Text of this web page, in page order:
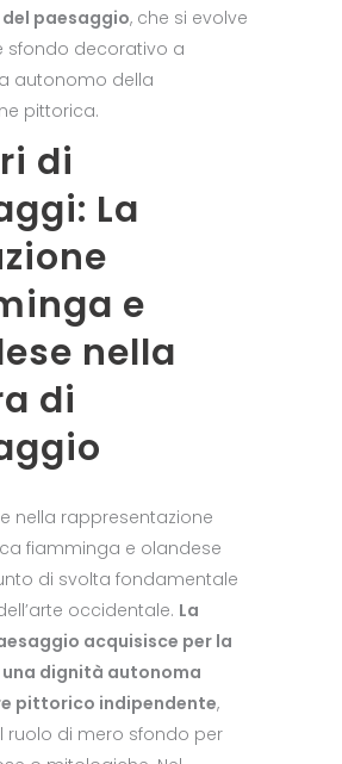
paesaggio, che si evolve
sfondo decorativo a
autonomo della
pittorica.
di
La
e
nella
di
nella rappresentazione
fiamminga e olandese
di svolta fondamentale
occidentale. La
acquisisce per la
dignità autonoma
pittorico indipendente,
ruolo di mero sfondo per